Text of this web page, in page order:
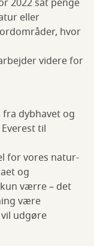
2022 sat penge
eller
hvor
videre for
dybhavet og
til
for vores natur-
og
værre – det
være
udgøre